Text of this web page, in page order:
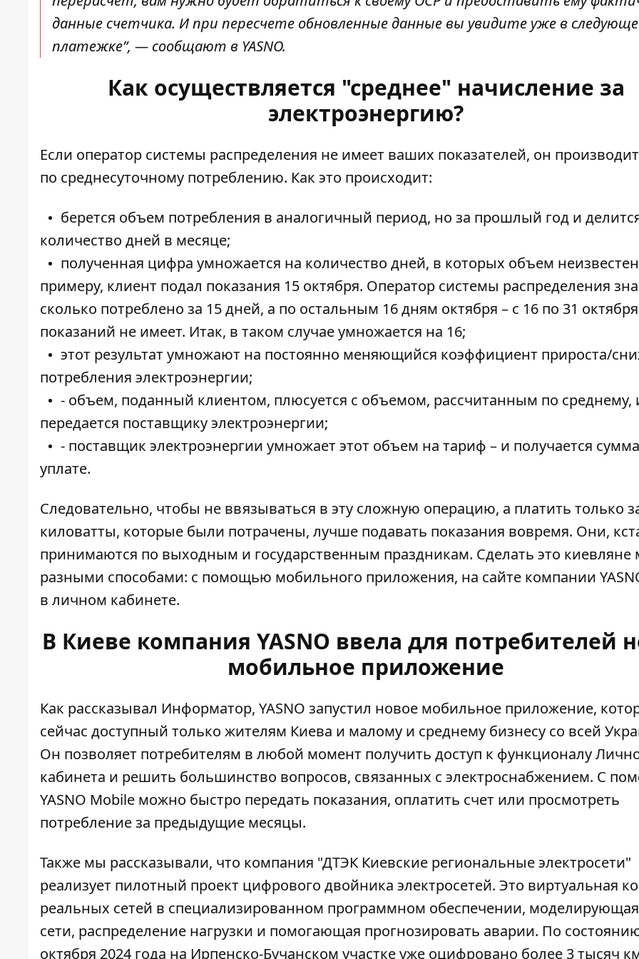
данные счетчика. И при пересчете обновленные данные вы увидите уже в
платежке”, — сообщают в YASNO.
Как осуществляется "среднее" начисление за
электроэнергию?
Если оператор системы распределения не имеет ваших показателей, он
по среднесуточному потреблению. Как это происходит:
берется объем потребления в аналогичный период, но за прошлый год и
количество дней в месяце;
полученная цифра умножается на количество дней, в которых объем
примеру, клиент подал показания 15 октября. Оператор системы распределения
сколько потреблено за 15 дней, а по остальным 16 дням октября – с 16 по 31
показаний не имеет. Итак, в таком случае умножается на 16;
этот результат умножают на постоянно меняющийся коэффициент прироста/
потребления электроэнергии;
- объем, поданный клиентом, плюсуется с объемом, рассчитанным по среднему,
передается поставщику электроэнергии;
- поставщик электроэнергии умножает этот объем на тариф – и получается
уплате.
Следовательно, чтобы не ввязываться в эту сложную операцию, а платить только
киловатты, которые были потрачены, лучше подавать показания вовремя. Они,
принимаются по выходным и государственным праздникам. Сделать это киевляне
разными способами: с помощью мобильного приложения, на сайте компании
в личном кабинете.
В Киеве компания YASNO ввела для потребителей
мобильное приложение
Как рассказывал Информатор, YASNO запустил новое мобильное приложение,
сейчас доступный только жителям Киева и малому и среднему бизнесу со всей
Он позволяет потребителям в любой момент получить доступ к функционалу
кабинета и решить большинство вопросов, связанных с электроснабжением. С
YASNO Mobile можно быстро передать показания, оплатить счет или просмотреть
потребление за предыдущие месяцы.
Также мы рассказывали, что компания "ДТЭК Киевские региональные электросети"
реализует пилотный проект цифрового двойника электросетей. Это виртуальная
реальных сетей в специализированном программном обеспечении,
сети, распределение нагрузки и помогающая прогнозировать аварии. По
октября 2024 года на Ирпенско-Бучанском участке уже оцифровано более 3 тысяч